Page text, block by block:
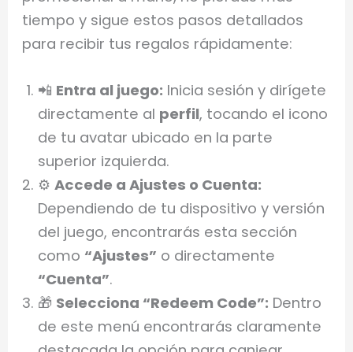
tiempo y sigue estos pasos detallados
para recibir tus regalos rápidamente:
📲 Entra al juego: Inicia sesión y dirígete
directamente al perfil, tocando el icono
de tu avatar ubicado en la parte
superior izquierda.
⚙️Accede a Ajustes o Cuenta:
Dependiendo de tu dispositivo y versión
del juego, encontrarás esta sección
como “Ajustes” o directamente
“Cuenta”.
🎁 Selecciona “Redeem Code”: Dentro
de este menú encontrarás claramente